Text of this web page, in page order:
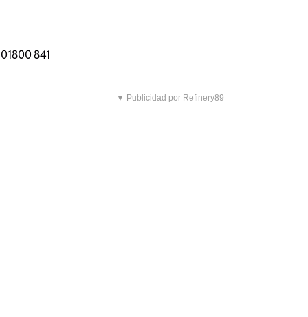
841
▼ Publicidad por Refinery89